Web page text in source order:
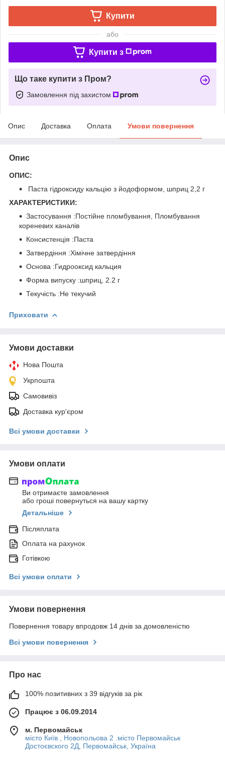
Купити
або
Купити з
Що таке купити з Пром?
Замовлення під захистом
Опис Доставка Оплата Умови повернення
Опис
ОПИС:
Паста гідроксиду кальцію з йодоформом, шприц 2,2 г
ХАРАКТЕРИСТИКИ:
Застосування :Постійне пломбування, Пломбування
кореневих каналів
Консистенція :Паста
Затвердіння :Хімічне затвердіння
Основа :Гидрооксид кальция
Форма випуску :шприц, 2.2 г
Текучість :Не текучий
Приховати
Умови доставки
Нова Пошта
Укрпошта
Самовивіз
Доставка кур'єром
Всі умови доставки
Умови оплати
Ви отримаєте замовлення
або гроші повернуться на вашу картку
Детальніше
Післяплата
Оплата на рахунок
Готівкою
Всі умови оплати
Умови повернення
Повернення товару впродовж 14 днів за домовленістю
Всі умови повернення
Про нас
100% позитивних з 39 відгуків за рік
Працює з 06.09.2014
м. Первомайськ
місто Київ , Новопольова 2 .місто Первомайськ
Достоєвского 2Д, Первомайськ, Україна